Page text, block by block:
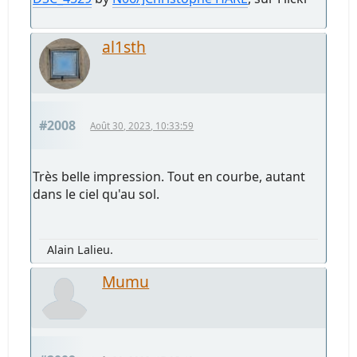
al1sth
#2008 Août 30, 2023, 10:33:59
Très belle impression. Tout en courbe, autant
dans le ciel qu'au sol.
Alain Lalieu.
Mumu